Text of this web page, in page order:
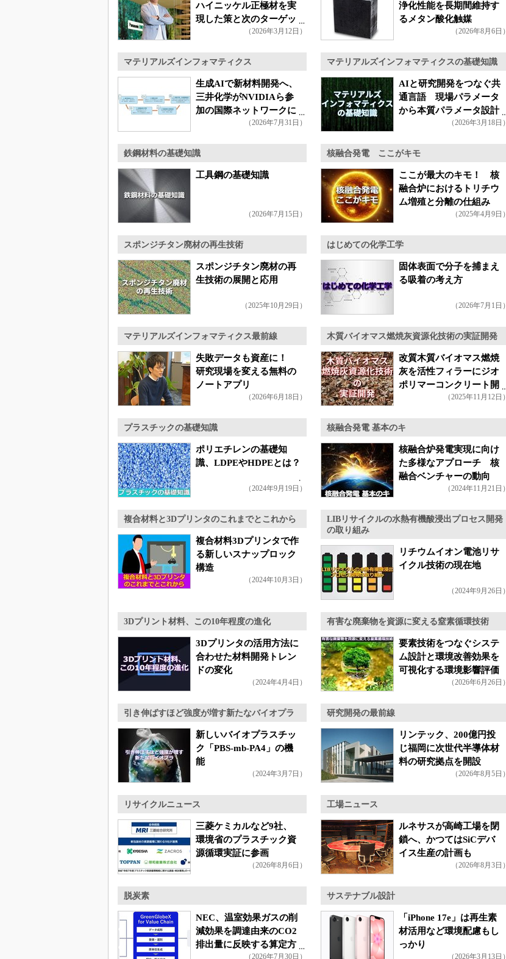
ハイニッケル正極材を実
現した策と次のターゲッ
（2026年3月12日）
浄化性能を長期間維持す
るメタン酸化触媒
（2026年8月6日）
マテリアルズインフォマティクス
生成AIで新材料開発へ、
三井化学がNVIDIAら参
加の国際ネットワークに
（2026年7月31日）
マテリアルズインフォマティクスの基礎知識
AIと研究開発をつなぐ共
通言語 現場パラメータ
から本質パラメータ設計
（2026年3月18日）
鉄鋼材料の基礎知識
工具鋼の基礎知識
（2026年7月15日）
核融合発電 ここがキモ
ここが最大のキモ！ 核
融合炉におけるトリチウ
ム増殖と分離の仕組み
（2025年4月9日）
スポンジチタン廃材の再生技術
スポンジチタン廃材の再
生技術の展開と応用
（2025年10月29日）
はじめての化学工学
固体表面で分子を捕まえ
る吸着の考え方
（2026年7月1日）
マテリアルズインフォマティクス最前線
失敗データも資産に！
研究現場を変える無料の
ノートアプリ
（2026年6月18日）
木質バイオマス燃焼灰資源化技術の実証開発
改質木質バイオマス燃焼
灰を活性フィラーにジオ
ポリマーコンクリート開
（2025年11月12日）
プラスチックの基礎知識
ポリエチレンの基礎知
識、LDPEやHDPEとは？
（2024年9月19日）
核融合発電 基本のキ
核融合炉発電実現に向け
た多様なアプローチ 核
融合ベンチャーの動向
（2024年11月21日）
複合材料と3Dプリンタのこれまでとこれから
複合材料3Dプリンタで作
る新しいスナップロック
構造
（2024年10月3日）
LIBリサイクルの水熱有機酸浸出プロセス開発
の取り組み
リチウムイオン電池リサ
イクル技術の現在地
（2024年9月26日）
3Dプリント材料、この10年程度の進化
3Dプリンタの活用方法に
合わせた材料開発トレン
ドの変化
（2024年4月4日）
有害な廃棄物を資源に変える窒素循環技術
要素技術をつなぐシステ
ム設計と環境改善効果を
可視化する環境影響評価
（2026年6月26日）
引き伸ばすほど強度が増す新たなバイオプラ
新しいバイオプラスチッ
ク「PBS-mb-PA4」の機
能
（2024年3月7日）
研究開発の最前線
リンテック、200億円投
じ福岡に次世代半導体材
料の研究拠点を開設
（2026年8月5日）
リサイクルニュース
三菱ケミカルなど9社、
環境省のプラスチック資
源循環実証に参画
（2026年8月6日）
工場ニュース
ルネサスが高崎工場を閉
鎖へ、かつてはSiCデバ
イス生産の計画も
（2026年8月3日）
脱炭素
NEC、温室効果ガスの削
減効果を調達由来のCO2
排出量に反映する算定方
（2026年7月30日）
サステナブル設計
「iPhone 17e」は再生素
材活用など環境配慮もし
っかり
（2026年3月13日）